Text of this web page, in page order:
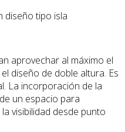
aprovechar al máximo el
diseño de doble altura. Es
La incorporación de la
un espacio para
visibilidad desde punto